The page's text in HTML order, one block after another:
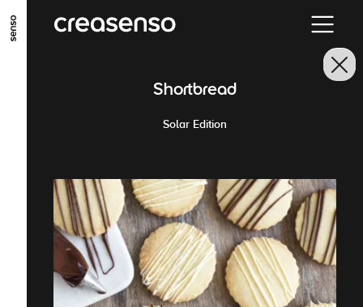
ALLER AU CONTENU PRINCIPAL
ALLER EN BAS DE PAGEShortbread
Solar Edition